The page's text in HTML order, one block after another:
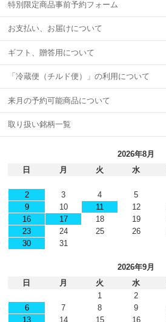
特別限定商品事前予約フォーム
お支払い、お届けについて
ギフト、贈答用について
「冷蔵便（チルド便）」の利用について
来月の予約可能商品について
取り扱い銘柄一覧
2026年8月
日
月 火 水
2
3 4 5
9
10 11 12
16
17 18 19
23
24 25 26
30
31
2026年9月
日
月 火 水
1
2
6
7 8 9
13
14 15 16